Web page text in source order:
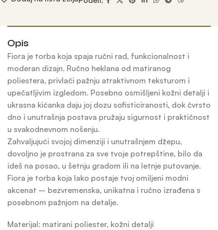
Opis
Fiora je torba koja spaja ručni rad, funkcionalnost i
moderan dizajn. Ručno heklana od matiranog
poliestera, privlači pažnju atraktivnom teksturom i
upečatljivim izgledom. Posebno osmišljeni kožni detalji i
ukrasna kićanka daju joj dozu sofisticiranosti, dok čvrsto
dno i unutrašnja postava pružaju sigurnost i praktičnost
u svakodnevnom nošenju.
Zahvaljujući svojoj dimenziji i unutrašnjem džepu,
dovoljno je prostrana za sve tvoje potrepštine, bilo da
ideš na posao, u šetnju gradom ili na letnje putovanje.
Fiora je torba koja lako postaje tvoj omiljeni modni
akcenat – bezvremenska, unikatna i ručno izrađena s
posebnom pažnjom na detalje.
Materijal: matirani poliester, kožni detalji